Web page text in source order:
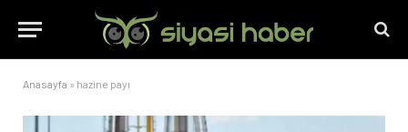
Anasayfa » hazine payı